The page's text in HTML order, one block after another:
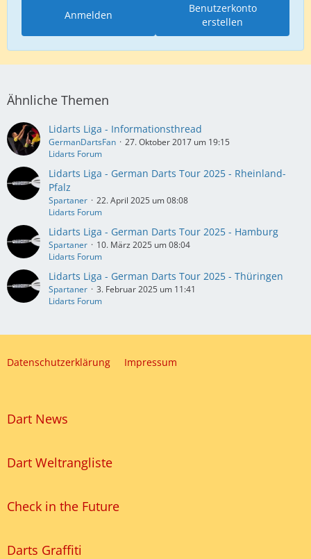
Benutzerkonto
erstellen
Anmelden
Ähnliche Themen
Lidarts Liga - Informationsthread
GermanDartsFan
27. Oktober 2017 um 19:15
Lidarts Forum
Lidarts Liga - German Darts Tour 2025 - Rheinland-
Pfalz
Spartaner
22. April 2025 um 08:08
Lidarts Forum
Lidarts Liga - German Darts Tour 2025 - Hamburg
Spartaner
10. März 2025 um 08:04
Lidarts Forum
Lidarts Liga - German Darts Tour 2025 - Thüringen
Spartaner
3. Februar 2025 um 11:41
Lidarts Forum
Datenschutzerklärung Impressum
Dart News
Dart Weltrangliste
Check in the Future
Darts Graffiti